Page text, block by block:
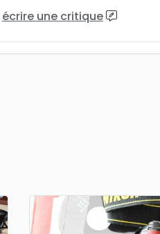
écrire une critique